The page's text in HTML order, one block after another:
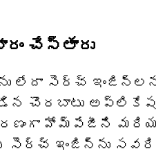
చేస్తారు
సెర్చ్ ఇంజిన్‌లను
చొరబాటు
హోమ్‌పేజీని
ఇంజిన్‌ను